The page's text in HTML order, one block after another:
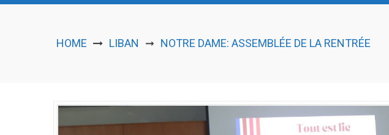
HOME LIBAN ➞ NOTRE DAME: ASSEMBLÉE DE LA RENTRÉE